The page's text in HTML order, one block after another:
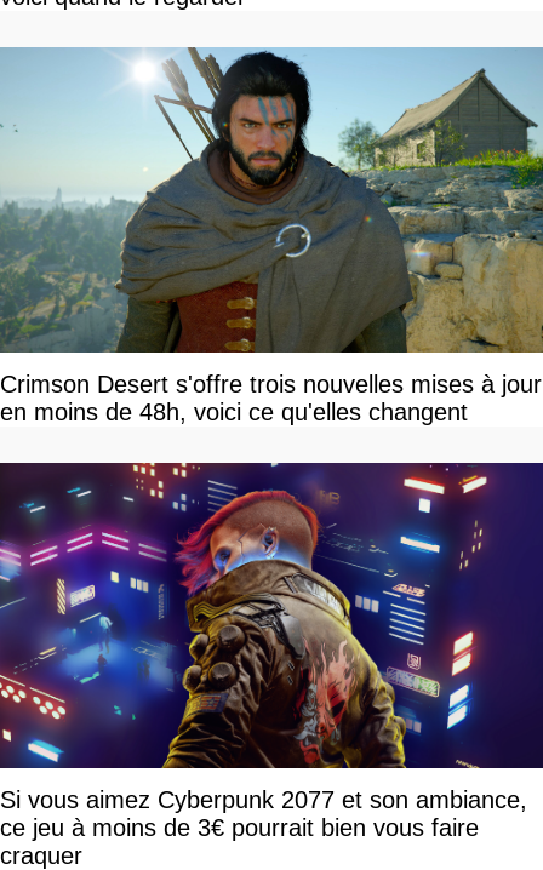
Crimson Desert s'offre trois nouvelles mises à jour
en moins de 48h, voici ce qu'elles changent
Si vous aimez Cyberpunk 2077 et son ambiance,
ce jeu à moins de 3€ pourrait bien vous faire
craquer